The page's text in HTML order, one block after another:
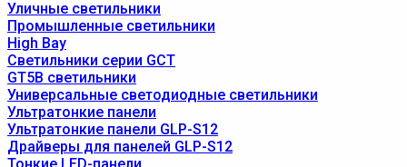
Уличные светильники
Промышленные светильники
High Bay
Светильники серии GCT
GT5B светильники
Универсальные светодиодные светильники
Ультратонкие панели
Ультратонкие панели GLP-S12
Драйверы для панелей GLP-S12